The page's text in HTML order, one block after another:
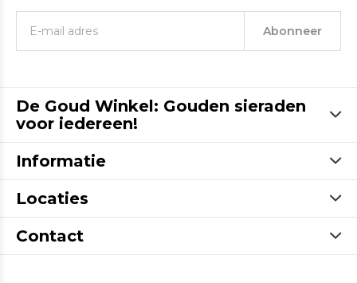
Abonneer
De Goud Winkel: Gouden sieraden
voor iedereen!
Informatie
Locaties
Contact